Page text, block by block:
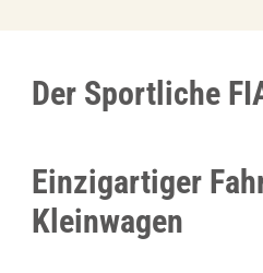
Der Sportliche
Einzigartiger
Kleinwagen